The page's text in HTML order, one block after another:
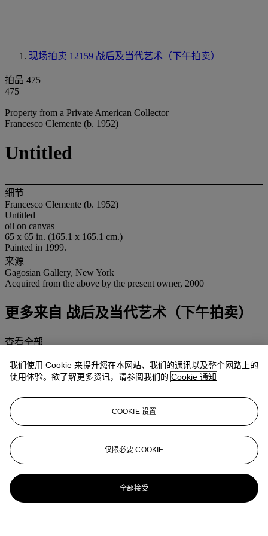
现场拍卖 12159 战后及当代艺术（下午拍卖）
拍品 475
475
Property from a Private American Collector
Francesco Clemente (b. 1952)
Untitled
细节
Francesco Clemente (b. 1952)
Untitled
oil on canvas
65 x 65 in. (165.1 x 165.1 cm.)
Painted in 1999.
来源
Gagosian Gallery, New York
Acquired from the above by the present owner, 2000
更多来自 战后及当代艺术（下午拍卖）
查看全部
我们使用 Cookie 来提升您在本网站、我们的通讯以及整个网路上的
使用体验。欲了解更多资讯，请参阅我们的 Cookie 通知
COOKIE 设置
仅限必要 COOKIE
全部接受